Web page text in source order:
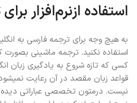
استفاده ازنرم‌افزار
به هیچ وجه برای ترجمه فارسی به
استفاده نکنید. ترجمه ماشینی
کسی که تازه شروع به یادگیری زبان
قواعد زبان مقصد در آن رعایت
نیست. درمتون تخصصی عباراتی